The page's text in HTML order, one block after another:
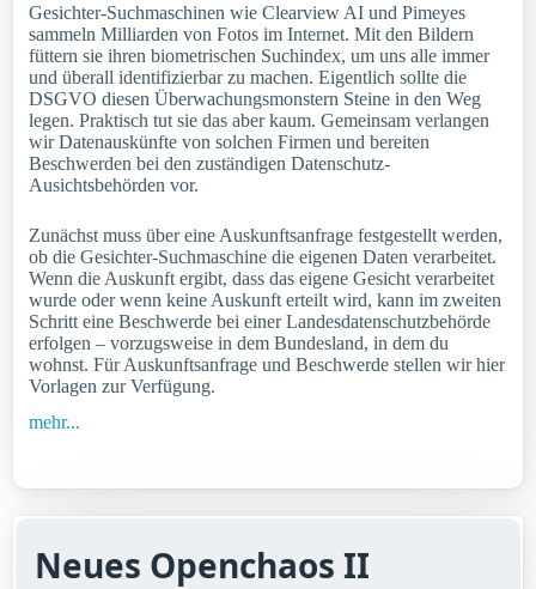
Gesichter-Suchmaschinen wie Clearview AI und Pimeyes
sammeln Milliarden von Fotos im Internet. Mit den Bildern
füttern sie ihren biometrischen Suchindex, um uns alle immer
und überall identifizierbar zu machen. Eigentlich sollte die
DSGVO diesen Überwachungsmonstern Steine in den Weg
legen. Praktisch tut sie das aber kaum. Gemeinsam verlangen
wir Datenauskünfte von solchen Firmen und bereiten
Beschwerden bei den zuständigen Datenschutz-
Ausichtsbehörden vor.
Zunächst muss über eine Auskunftsanfrage festgestellt werden,
ob die Gesichter-Suchmaschine die eigenen Daten verarbeitet.
Wenn die Auskunft ergibt, dass das eigene Gesicht verarbeitet
wurde oder wenn keine Auskunft erteilt wird, kann im zweiten
Schritt eine Beschwerde bei einer Landesdatenschutzbehörde
erfolgen ‒ vorzugsweise in dem Bundesland, in dem du
wohnst. Für Auskunftsanfrage und Beschwerde stellen wir hier
Vorlagen zur Verfügung.
mehr...
Neues Openchaos II